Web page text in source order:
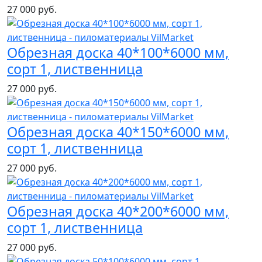
27 000 руб.
Обрезная доска 40*100*6000 мм,
сорт 1, лиственница
27 000 руб.
Обрезная доска 40*150*6000 мм,
сорт 1, лиственница
27 000 руб.
Обрезная доска 40*200*6000 мм,
сорт 1, лиственница
27 000 руб.